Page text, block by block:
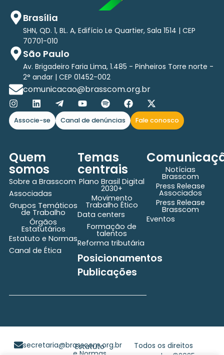
Brasília
SHN, QD. 1, BL. A, Edifício Le Quartier, Sala 1514 | CEP
70701-010
São Paulo
Av. Brigadeiro Faria Lima, 1.485 - Pinheiros Torre norte -
2° andar | CEP 01452-002
comunicacao@brasscom.org.br
Associe-se Canal de denúncias Fale conosco
Quem
somos
Sobre a Brasscom
Associadas
Grupos Temáticos
de Trabalho
Órgãos
Estatutários
Estatuto e Normas
Canal de Ética
Temas
centrais
Plano Brasil Digital
2030+
Movimento
Trabalho Ético
Data centers
Formação de
talentos
Reforma tributária
Posicionamentos
Publicações
Notícias
Brasscom
Press Release
Associados
Press Release
Brasscom
Eventos
Todos os direitos
secretaria@brasscom.org.br
Estatuto